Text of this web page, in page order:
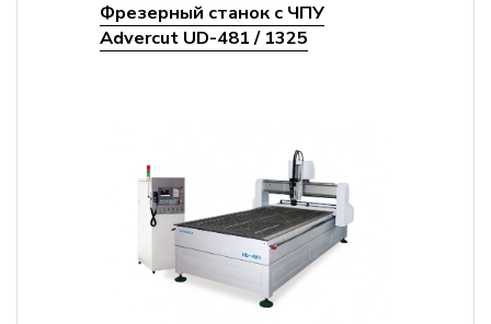
Фрезерный станок с ЧПУ
Advercut UD-481 / 1325